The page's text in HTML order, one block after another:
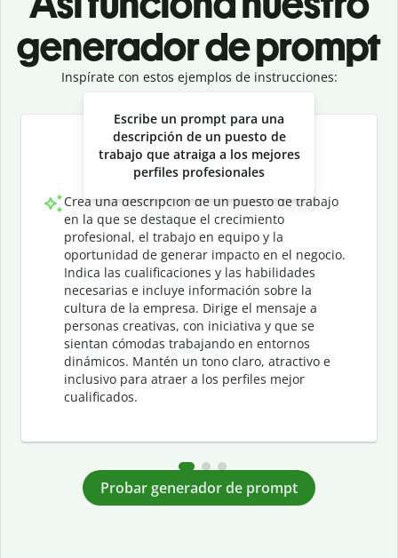
generador de prompt
Inspírate con estos ejemplos de instrucciones:
Escribe un prompt para una
descripción de un puesto de
trabajo que atraiga a los mejores
perfiles profesionales
Crea una descripción de un puesto de trabajo
en la que se destaque el crecimiento
profesional, el trabajo en equipo y la
oportunidad de generar impacto en el negocio.
Indica las cualificaciones y las habilidades
necesarias e incluye información sobre la
cultura de la empresa. Dirige el mensaje a
personas creativas, con iniciativa y que se
sientan cómodas trabajando en entornos
dinámicos. Mantén un tono claro, atractivo e
inclusivo para atraer a los perfiles mejor
cualificados.
Probar generador de prompt